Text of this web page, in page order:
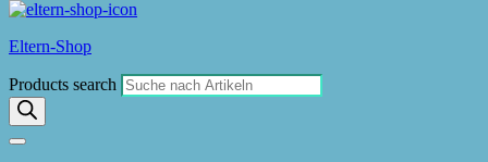
Eltern-Shop
Products search